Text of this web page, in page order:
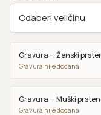
Gravura — Ženski
Gravura nije dodana
Gravura — Muški prsten
Gravura nije dodana